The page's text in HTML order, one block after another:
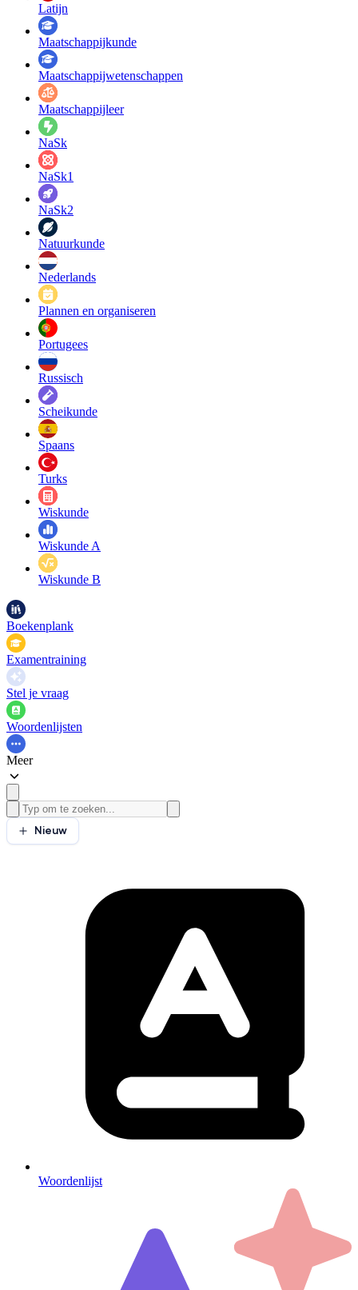
Latijn
Maatschappij­kunde
Maatschappij­wetenschappen
Maatschappijleer
NaSk
NaSk1
NaSk2
Natuurkunde
Nederlands
Plannen en organiseren
Portugees
Russisch
Scheikunde
Spaans
Turks
Wiskunde
Wiskunde A
Wiskunde B
Boekenplank
Examentraining
Stel je vraag
Woordenlijsten
Meer
Nieuw
Woordenlijst